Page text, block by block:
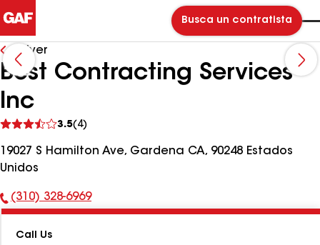
Busca un contratista
Volver
Best Contracting Services
Inc
3.5(4)
comentarios
19027 S Hamilton Ave, Gardena CA, 90248 Estados
Unidos
Número
teléfono:
(310) 328-6969
Call Us